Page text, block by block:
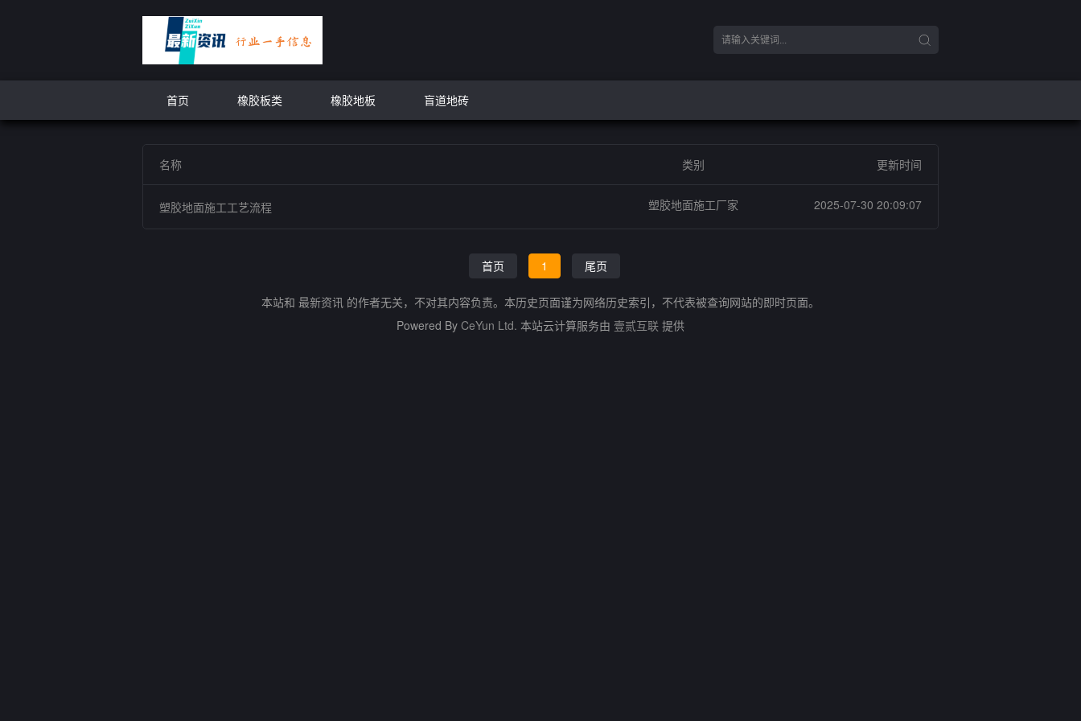
首页 橡胶板类 橡胶地板 盲道地砖
名称 类别 更新时间
塑胶地面施工工艺流程 塑胶地面施工厂家 2025-07-30 20:09:07
首页 1 尾页
本站和 最新资讯 的作者无关，不对其内容负责。本历史页面谨为网络历史索引，不代表被查询网站的即时页面。
Powered By CeYun Ltd. 本站云计算服务由 壹贰互联 提供